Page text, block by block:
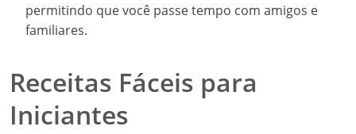
permitindo que você passe tempo com amigos e
familiares.
Receitas Fáceis para
Iniciantes